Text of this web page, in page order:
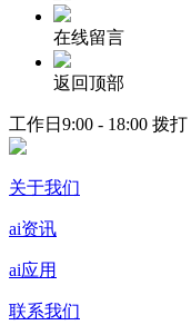
在线留言
返回顶部
工作日9:00 - 18:00 拨打
关于我们
ai资讯
ai应用
联系我们